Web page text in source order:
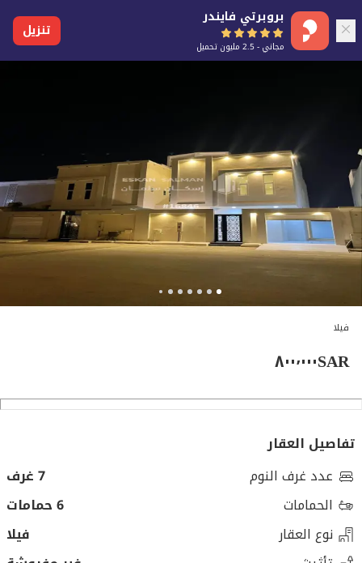
بروبرتي فايندر
مجاني - 2.5 مليون تحميل
تنزيل
فيلا
SAR٨٠٠٬٠٠٠
تفاصيل العقار
عدد غرف النوم
7 غرف
الحمامات
6 حمامات
نوع العقار
فيلا